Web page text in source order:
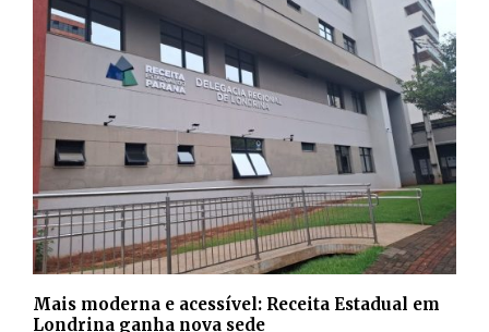
Mais moderna e acessível: Receita Estadual em
Londrina ganha nova sede